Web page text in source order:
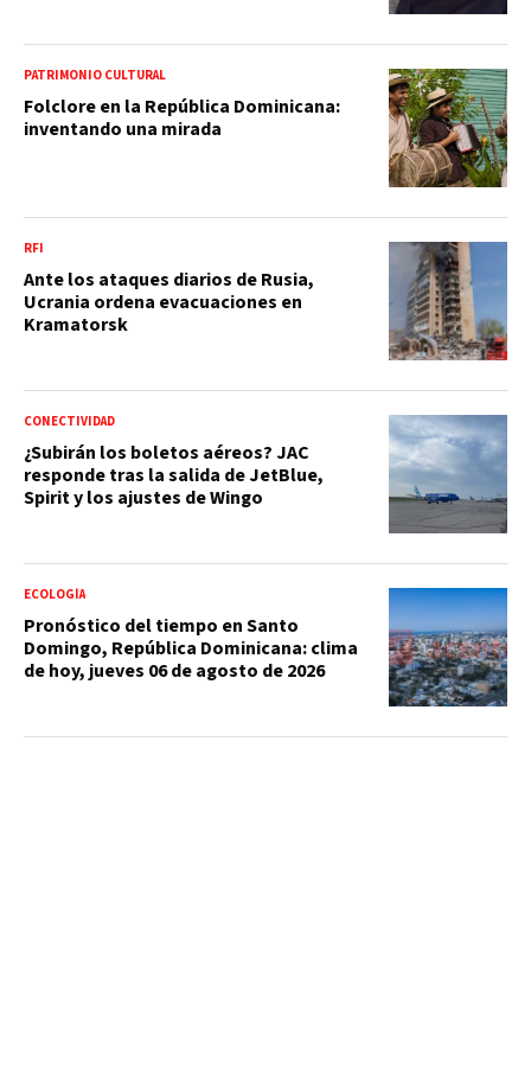
PATRIMONIO CULTURAL
Folclore en la República Dominicana:
inventando una mirada
RFI
Ante los ataques diarios de Rusia,
Ucrania ordena evacuaciones en
Kramatorsk
CONECTIVIDAD
¿Subirán los boletos aéreos? JAC
responde tras la salida de JetBlue,
Spirit y los ajustes de Wingo
ECOLOGÍA
Pronóstico del tiempo en Santo
Domingo, República Dominicana: clima
de hoy, jueves 06 de agosto de 2026